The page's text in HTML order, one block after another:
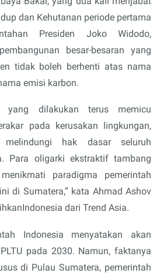
dan Kehutanan periode pertama
Presiden Joko Widodo,
besar-besaran yang
tidak boleh berhenti atas nama
emisi karbon.
yang dilakukan terus memicu
pada kerusakan lingkungan,
hak dasar seluruh
Para oligarki ekstraktif tambang
paradigma pemerintah
di Sumatera,” kata Ahmad Ashov
dari Trend Asia.
Indonesia menyatakan akan
pada 2030. Namun, faktanya
di Pulau Sumatera, pemerintah